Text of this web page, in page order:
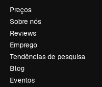
Preços
Sobre nós
Reviews
Emprego
Tendências de pesquisa
Blog
Eventos